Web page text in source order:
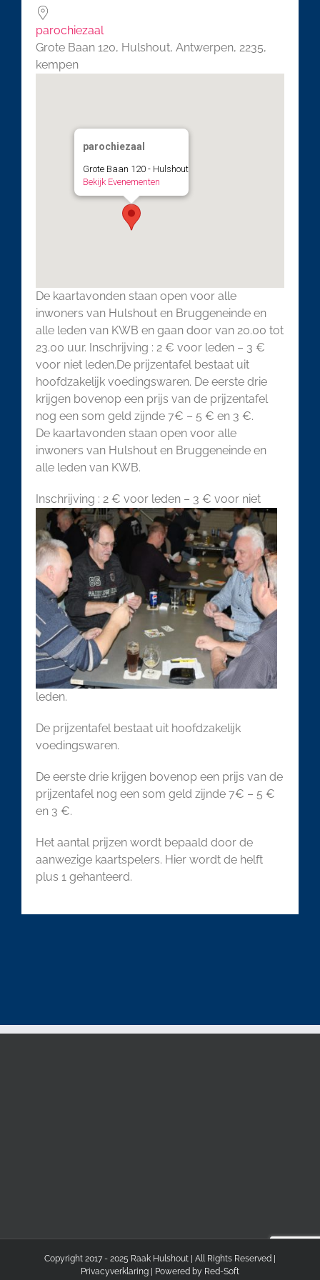
parochiezaal
Grote Baan 120, Hulshout, Antwerpen, 2235,
kempen
parochiezaal
Grote Baan 120 - Hulshout
Bekijk Evenementen
De kaartavonden staan open voor alle
inwoners van Hulshout en Bruggeneinde en
alle leden van KWB en gaan door van 20.00 tot
23.00 uur. Inschrijving : 2 € voor leden – 3 €
voor niet leden.De prijzentafel bestaat uit
hoofdzakelijk voedingswaren. De eerste drie
krijgen bovenop een prijs van de prijzentafel
nog een som geld zijnde 7€ – 5 € en 3 €.
De kaartavonden staan open voor alle
inwoners van Hulshout en Bruggeneinde en
alle leden van KWB.
Inschrijving : 2 € voor leden – 3 € voor niet
leden.
De prijzentafel bestaat uit hoofdzakelijk
voedingswaren.
De eerste drie krijgen bovenop een prijs van de
prijzentafel nog een som geld zijnde 7€ – 5 €
en 3 €.
Het aantal prijzen wordt bepaald door de
aanwezige kaartspelers. Hier wordt de helft
plus 1 gehanteerd.
Copyright 2017 - 2025 Raak Hulshout | All Rights Reserved |
Privacyverklaring | Powered by Red-Soft